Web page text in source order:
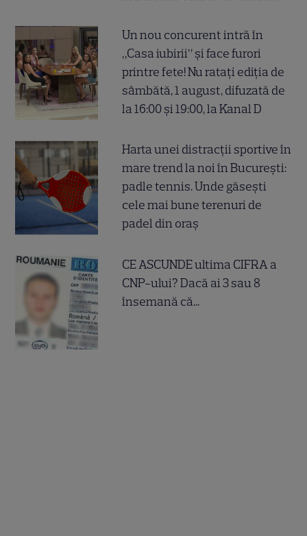
Un nou concurent intră în
„Casa iubirii” și face furori
printre fete! Nu ratați ediția de
sâmbătă, 1 august, difuzată de
la 16:00 și 19:00, la Kanal D
Harta unei distracții sportive în
mare trend la noi în București:
padle tennis. Unde găsești
cele mai bune terenuri de
padel din oraș
CE ASCUNDE ultima CIFRA a
CNP-ului? Dacă ai 3 sau 8
însemană că...